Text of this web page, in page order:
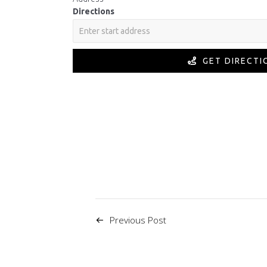
Directions
GET
Previous Post